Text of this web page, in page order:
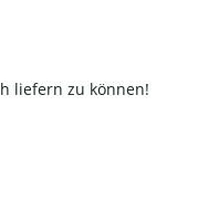
liefern zu können!